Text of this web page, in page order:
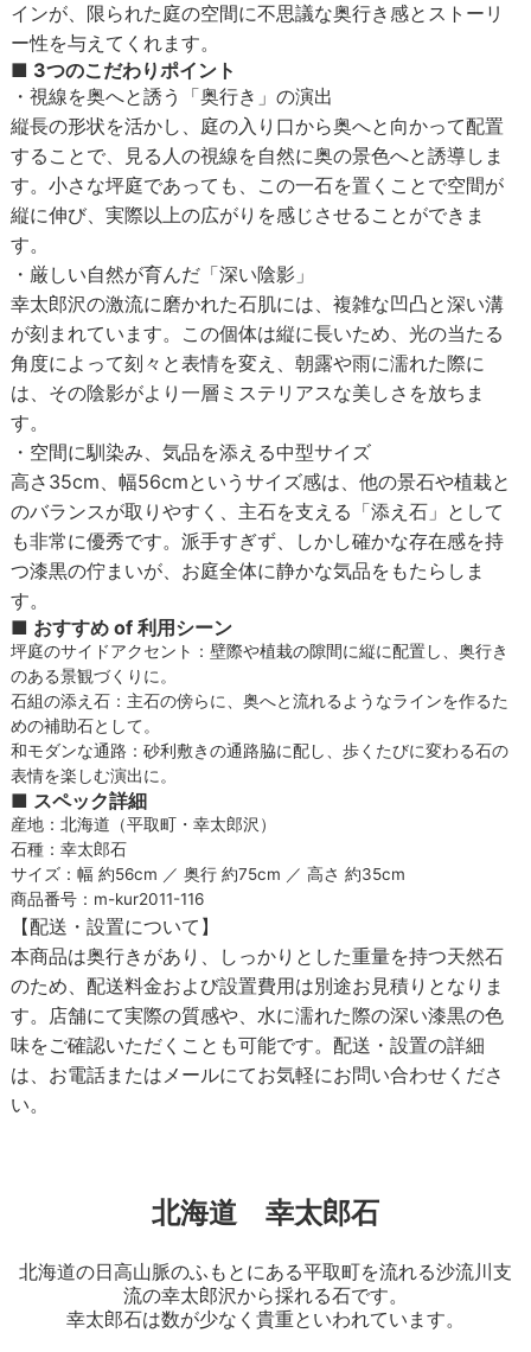
インが、限られた庭の空間に不思議な奥行き感とストーリ
ー性を与えてくれます。
■ 3つのこだわりポイント
・視線を奥へと誘う「奥行き」の演出
縦長の形状を活かし、庭の入り口から奥へと向かって配置
することで、見る人の視線を自然に奥の景色へと誘導しま
す。小さな坪庭であっても、この一石を置くことで空間が
縦に伸び、実際以上の広がりを感じさせることができま
す。
・厳しい自然が育んだ「深い陰影」
幸太郎沢の激流に磨かれた石肌には、複雑な凹凸と深い溝
が刻まれています。この個体は縦に長いため、光の当たる
角度によって刻々と表情を変え、朝露や雨に濡れた際に
は、その陰影がより一層ミステリアスな美しさを放ちま
す。
・空間に馴染み、気品を添える中型サイズ
高さ35cm、幅56cmというサイズ感は、他の景石や植栽と
のバランスが取りやすく、主石を支える「添え石」として
も非常に優秀です。派手すぎず、しかし確かな存在感を持
つ漆黒の佇まいが、お庭全体に静かな気品をもたらしま
す。
■ おすすめ of 利用シーン
坪庭のサイドアクセント：壁際や植栽の隙間に縦に配置し、奥行き
のある景観づくりに。
石組の添え石：主石の傍らに、奥へと流れるようなラインを作るた
めの補助石として。
和モダンな通路：砂利敷きの通路脇に配し、歩くたびに変わる石の
表情を楽しむ演出に。
■ スペック詳細
産地：北海道（平取町・幸太郎沢）
石種：幸太郎石
サイズ：幅 約56cm ／ 奥行 約75cm ／ 高さ 約35cm
商品番号：m-kur2011-116
【配送・設置について】
本商品は奥行きがあり、しっかりとした重量を持つ天然石
のため、配送料金および設置費用は別途お見積りとなりま
す。店舗にて実際の質感や、水に濡れた際の深い漆黒の色
味をご確認いただくことも可能です。配送・設置の詳細
は、お電話またはメールにてお気軽にお問い合わせくださ
い。
北海道 幸太郎石
北海道の日高山脈のふもとにある平取町を流れる沙流川支
流の幸太郎沢から採れる石です。
幸太郎石は数が少なく貴重といわれています。